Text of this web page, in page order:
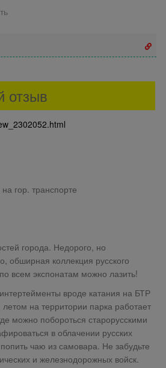
отзыв
гор. транспорте
города. Недорого, но
обширная коллекция русского
всем экспонатам можно лазить!
вроде катания на БТР
на территории парка работает
можно побороться старорусскими
в облачении русских
чаю из самовара. Не забудьте
и железнодорожных войск.